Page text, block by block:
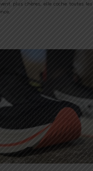
plus chères, elle coche toutes